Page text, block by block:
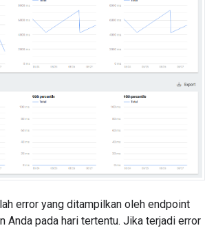
error yang ditampilkan oleh endpoint
Anda pada hari tertentu. Jika terjadi error